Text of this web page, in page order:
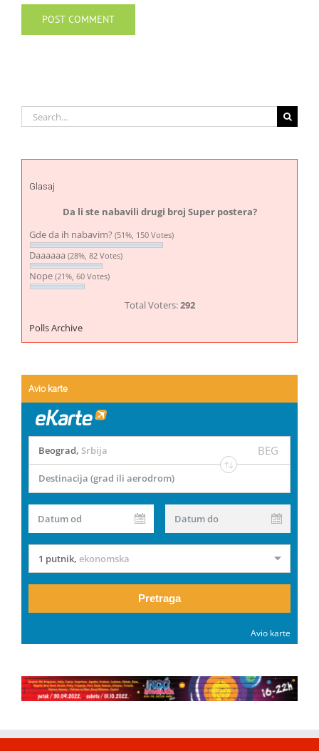
Search
for:
Glasaj
Da li ste nabavili drugi broj Super postera?
Gde da ih nabavim? (51%, 150 Votes)
Daaaaaa (28%, 82 Votes)
Nope (21%, 60 Votes)
Total Voters:292
Polls Archive
Avio karte
Beograd, Srbija BEG
Destinacija (grad ili aerodrom)
Datum od Datum do
1 putnik, ekonomska
Pretraga
Avio karte